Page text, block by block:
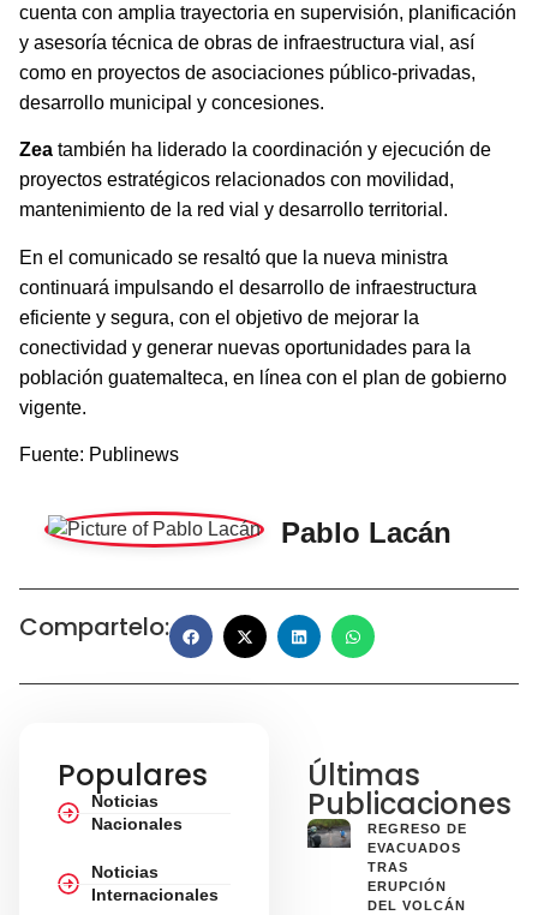
cuenta con amplia trayectoria en supervisión, planificación
y asesoría técnica de obras de infraestructura vial, así
como en proyectos de asociaciones público-privadas,
desarrollo municipal y concesiones.
Zea también ha liderado la coordinación y ejecución de
proyectos estratégicos relacionados con movilidad,
mantenimiento de la red vial y desarrollo territorial.
En el comunicado se resaltó que la nueva ministra
continuará impulsando el desarrollo de infraestructura
eficiente y segura, con el objetivo de mejorar la
conectividad y generar nuevas oportunidades para la
población guatemalteca, en línea con el plan de gobierno
vigente.
Fuente: Publinews
Pablo Lacán
Compartelo:
Populares
Noticias
Nacionales
Noticias
Internacionales
Últimas
Publicaciones
REGRESO DE
EVACUADOS
TRAS
ERUPCIÓN
DEL VOLCÁN